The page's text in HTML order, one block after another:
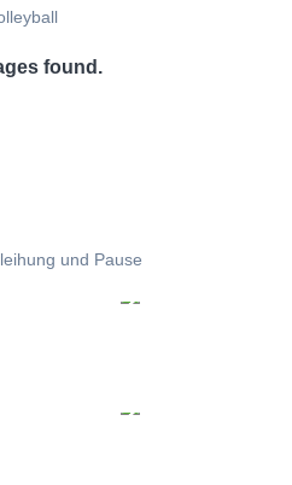
found.
und Pause